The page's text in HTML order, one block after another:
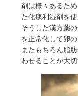
剤は様々あるた
た化痰利湿剤を
そうした漢方薬
を正常化して卵
またもちろん脂
わせることが大切